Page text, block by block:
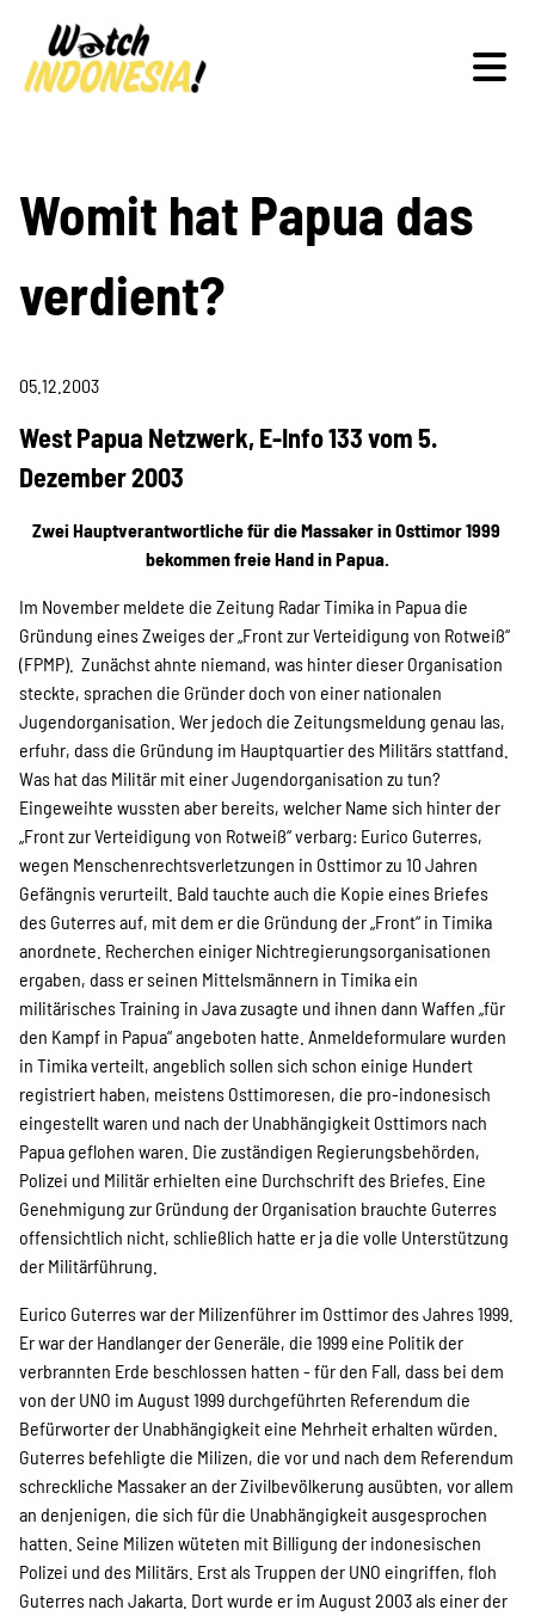
Schwerpunkte
Veranstaltungen
Publikationen
Projekte
Kampagne
Stellenangebote
Werde Mitglied
Newsletter abonnieren
SPENDEN
Über uns
Kontakt
english
Indonesian
Womit hat Papua das
verdient?
05.12.2003
West Papua Netzwerk, E-Info 133 vom 5.
Dezember 2003
Zwei Hauptverantwortliche für die Massaker in Osttimor 1999
bekommen freie Hand in Papua.
Im November meldete die Zeitung Radar Timika in Papua die
Gründung eines Zweiges der „Front zur Verteidigung von Rotweiß“
(FPMP). Zunächst ahnte niemand, was hinter dieser Organisation
steckte, sprachen die Gründer doch von einer nationalen
Jugendorganisation. Wer jedoch die Zeitungsmeldung genau las,
erfuhr, dass die Gründung im Hauptquartier des Militärs stattfand.
Was hat das Militär mit einer Jugendorganisation zu tun?
Eingeweihte wussten aber bereits, welcher Name sich hinter der
„Front zur Verteidigung von Rotweiß“ verbarg: Eurico Guterres,
wegen Menschenrechtsverletzungen in Osttimor zu 10 Jahren
Gefängnis verurteilt. Bald tauchte auch die Kopie eines Briefes
des Guterres auf, mit dem er die Gründung der „Front“ in Timika
anordnete. Recherchen einiger Nichtregierungsorganisationen
ergaben, dass er seinen Mittelsmännern in Timika ein
militärisches Training in Java zusagte und ihnen dann Waffen „für
den Kampf in Papua“ angeboten hatte. Anmeldeformulare wurden
in Timika verteilt, angeblich sollen sich schon einige Hundert
registriert haben, meistens Osttimoresen, die pro-indonesisch
eingestellt waren und nach der Unabhängigkeit Osttimors nach
Papua geflohen waren. Die zuständigen Regierungsbehörden,
Polizei und Militär erhielten eine Durchschrift des Briefes. Eine
Genehmigung zur Gründung der Organisation brauchte Guterres
offensichtlich nicht, schließlich hatte er ja die volle Unterstützung
der Militärführung.
Eurico Guterres war der Milizenführer im Osttimor des Jahres 1999.
Er war der Handlanger der Generäle, die 1999 eine Politik der
verbrannten Erde beschlossen hatten - für den Fall, dass bei dem
von der UNO im August 1999 durchgeführten Referendum die
Befürworter der Unabhängigkeit eine Mehrheit erhalten würden.
Guterres befehligte die Milizen, die vor und nach dem Referendum
schreckliche Massaker an der Zivilbevölkerung ausübten, vor allem
an denjenigen, die sich für die Unabhängigkeit ausgesprochen
hatten. Seine Milizen wüteten mit Billigung der indonesischen
Polizei und des Militärs. Erst als Truppen der UNO eingriffen, floh
Guterres nach Jakarta. Dort wurde er im August 2003 als einer der